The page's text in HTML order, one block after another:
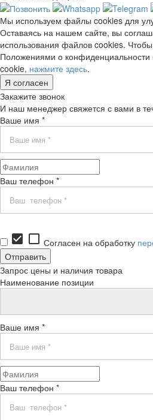
Мы используем файлы cookies для
Оставаясь на нашем сайте, вы
использования файлов cookies.
Положениями о
cookie, нажмите здесь.
Я согласен
Закажите звонок
И наш менеджер свяжется с вами в
Ваше имя *
Ваш телефон *
check_box check_box_outline_blank Согласен на обработку
Запрос цены и наличия товара
Наименование позиции
Ваше имя *
Ваш телефон *